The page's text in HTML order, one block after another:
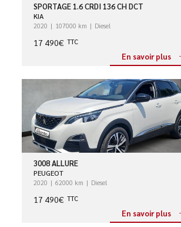
SPORTAGE 1.6 CRDI 136 CH DCT
KIA
2020 107000 km Diesel
17 490€ TTC
En savoir plus
3008 ALLURE
PEUGEOT
2020 62000 km Diesel
17 490€ TTC
En savoir plus